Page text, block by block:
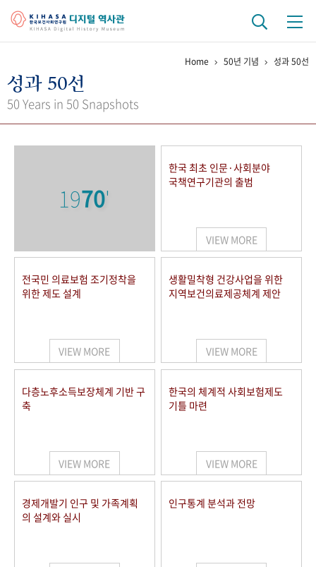
걸어온 길 기관 변천사
키워드로 보는 연구 역사
연구자들
사진 아카이브 문서 기록물 행정박물 영상 기록물
50+1 주년 기념
세계와 함께 한 KIHASA
VR 역사관
Home 50년 기념 성과 50선
성과 50선
50 Years in 50 Snapshots
1970'
한국 최초 인문·사회분야
국책연구기관의 출범
VIEW MORE
전국민 의료보험 조기정착을
위한 제도 설계
VIEW MORE
생활밀착형 건강사업을 위한
지역보건의료제공체계 제안
VIEW MORE
다층노후소득보장체계 기반 구
축
VIEW MORE
한국의 체계적 사회보험제도
기틀 마련
VIEW MORE
경제개발기 인구 및 가족계획
의 설계와 실시
인구통계 분석과 전망